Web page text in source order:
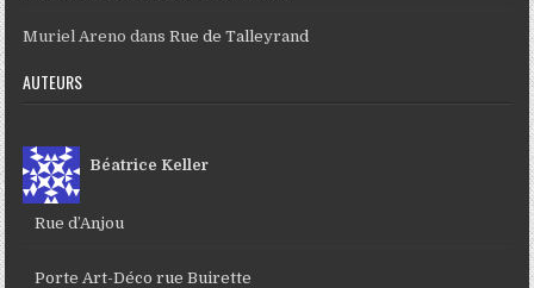
Muriel Areno dansRue de Talleyrand
AUTEURS
Béatrice Keller
Rue d’Anjou
Porte Art-Déco rue Buirette